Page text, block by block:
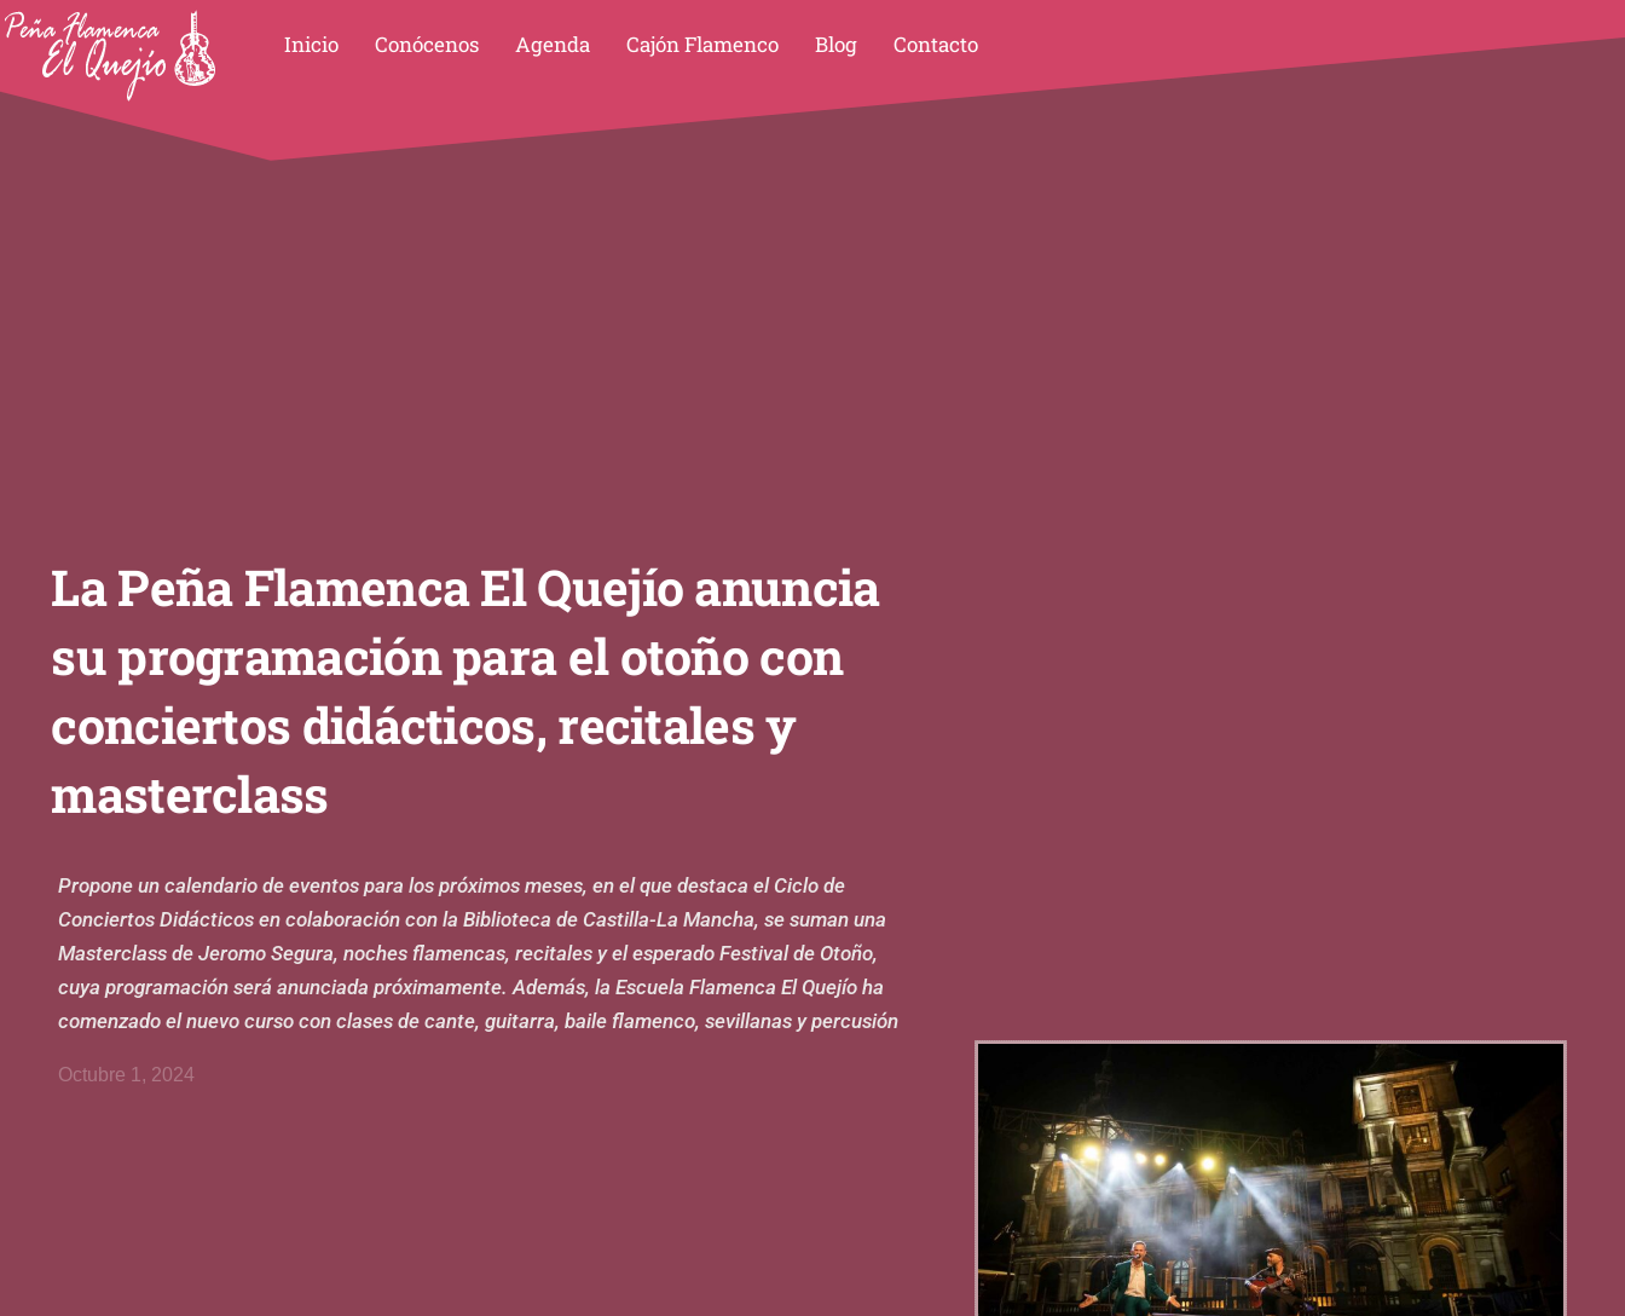
Ir
contenido
Inicio Conócenos Agenda Cajón Flamenco Blog Contacto
La Peña Flamenca El Quejío anuncia
su programación para el otoño con
conciertos didácticos, recitales y
masterclass
Propone un calendario de eventos para los próximos meses, en el que destaca el Ciclo de
Conciertos Didácticos en colaboración con la Biblioteca de Castilla-La Mancha, se suman una
Masterclass de Jeromo Segura, noches flamencas, recitales y el esperado Festival de Otoño,
cuya programación será anunciada próximamente. Además, la Escuela Flamenca El Quejío ha
comenzado el nuevo curso con clases de cante, guitarra, baile flamenco, sevillanas y percusión
Octubre 1, 2024